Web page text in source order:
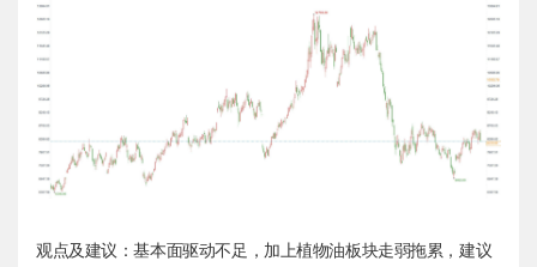
观点及建议：基本面驱动不足，加上植物油板块走弱拖累，建议